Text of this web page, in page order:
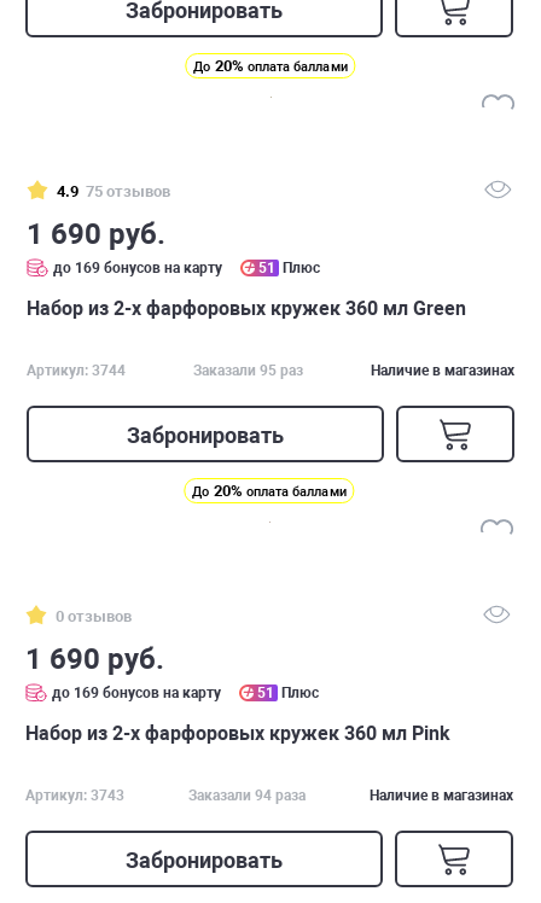
Забронировать
До 20% оплата баллами
4.9 75 отзывов
1 690 руб.
до 169 бонусов на карту 51 Плюс
Набор из 2-х фарфоровых кружек 360 мл Green
Артикул: 3744 Заказали 95 раз Наличие в магазинах
Забронировать
До 20% оплата баллами
0 отзывов
1 690 руб.
до 169 бонусов на карту 51 Плюс
Набор из 2-х фарфоровых кружек 360 мл Pink
Артикул: 3743 Заказали 94 раза Наличие в магазинах
Забронировать